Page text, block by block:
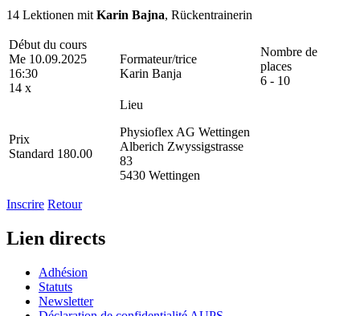
14 Lektionen mit Karin Bajna, Rückentrainerin
Début du cours
Me 10.09.2025
16:30
14 x
Formateur/trice
Karin Banja
Nombre de
places
6 - 10
Prix
Standard 180.00
Lieu
Physioflex AG Wettingen
Alberich Zwyssigstrasse
83
5430 Wettingen
Inscrire Retour
Lien directs
Adhésion
Statuts
Newsletter